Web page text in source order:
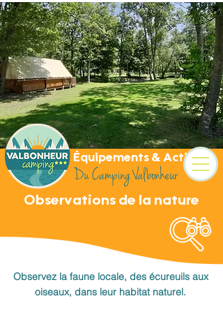
Camping 3 étoiles au
coeur des Alpes
Du Camping Valbonheur
Équipements & Activités
Observations de la nature
Observez la faune locale, des écureuils aux
oiseaux, dans leur habitat naturel.